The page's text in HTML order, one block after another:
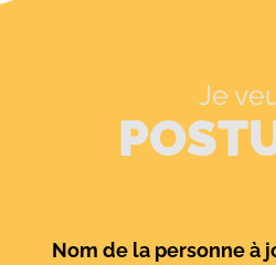
Je
Nom de la personne à